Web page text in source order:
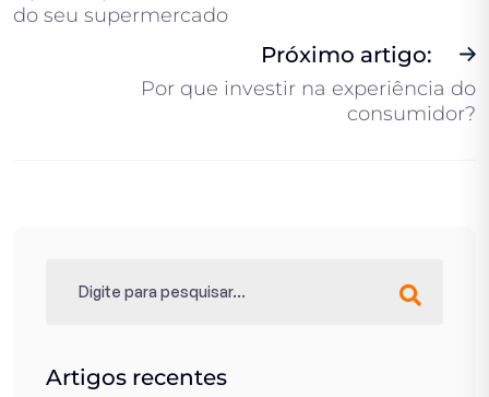
do seu supermercado
Próximo artigo:
Por que investir na experiência do
consumidor?
Artigos recentes